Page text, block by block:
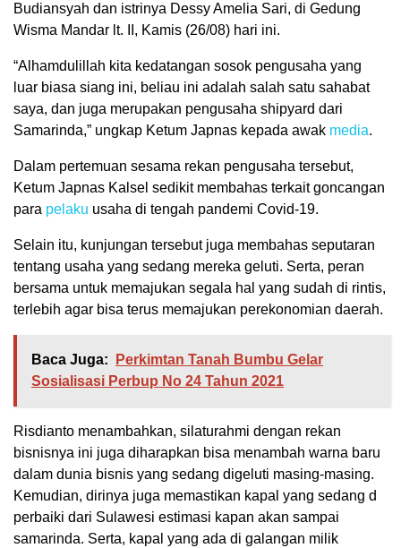
Budiansyah dan istrinya Dessy Amelia Sari, di Gedung
Wisma Mandar lt. II, Kamis (26/08) hari ini.
“Alhamdulillah kita kedatangan sosok pengusaha yang
luar biasa siang ini, beliau ini adalah salah satu sahabat
saya, dan juga merupakan pengusaha shipyard dari
Samarinda,” ungkap Ketum Japnas kepada awak media.
Dalam pertemuan sesama rekan pengusaha tersebut,
Ketum Japnas Kalsel sedikit membahas terkait goncangan
para pelaku usaha di tengah pandemi Covid-19.
Selain itu, kunjungan tersebut juga membahas seputaran
tentang usaha yang sedang mereka geluti. Serta, peran
bersama untuk memajukan segala hal yang sudah di rintis,
terlebih agar bisa terus memajukan perekonomian daerah.
Baca Juga:
Perkimtan Tanah Bumbu Gelar
Sosialisasi Perbup No 24 Tahun 2021
Risdianto menambahkan, silaturahmi dengan rekan
bisnisnya ini juga diharapkan bisa menambah warna baru
dalam dunia bisnis yang sedang digeluti masing-masing.
Kemudian, dirinya juga memastikan kapal yang sedang d
perbaiki dari Sulawesi estimasi kapan akan sampai
samarinda. Serta, kapal yang ada di galangan milik